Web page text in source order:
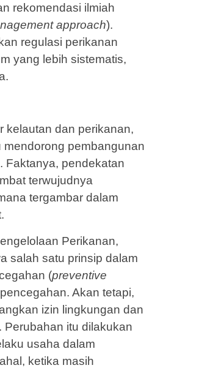
rekomendasi ilmiah
approach).
regulasi perikanan
yang lebih sistematis,
kelautan dan peri­kanan,
pembangunan
Fak­tanya, pendekatan
terwujudnya
tergambar dalam
Perikanan,
salah satu prinsip dalam
(preventive
Akan tetapi,
izin lingkungan dan
itu dilakukan
usaha dalam
ketika masih